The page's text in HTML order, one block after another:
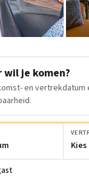
wil je komen?
en